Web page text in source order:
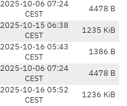
2025-10-06 07:24
CEST
4478 B
2025-10-15 06:38
CEST
1235 KiB
2025-10-16 05:43
CEST
1386 B
2025-10-06 07:24
CEST
4478 B
2025-10-16 05:52
CEST
1236 KiB